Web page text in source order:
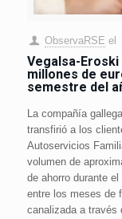
ObservaRSE el
Vegalsa-
millones de
semestre del
La compañía
transfirió a los
Autoservicios
volumen de
de ahorro durante
entre los meses de
canalizada a través